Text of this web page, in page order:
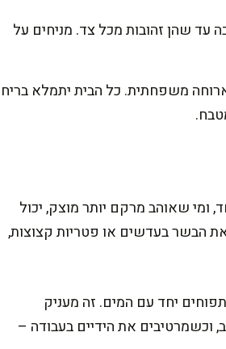
של 170 מעלות, ומטגנים כל קובה עד שהן זהובות מכל צד. מניחים על
משפחתית. כל הבית יתמלא בריח
ומי שאוהב מרקם יותר מוצק, יכול
הבשר בעדשים או פטריות קצוצות,
האלסטיות של הבצק, הוסיפו לו 2 כפיות חומץ תפוחים יחד עם המים. זה מעניק
וכשמרטיבים את הידיים בעבודה –